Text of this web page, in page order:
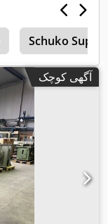
Schuko
آگهی کوچک